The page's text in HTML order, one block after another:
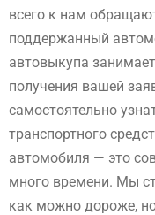
всего к нам
поддержанный
автовыкупа
получения вашей
самостоятельно
транспортного
автомобиля — это
много времени. Мы
как можно дороже,